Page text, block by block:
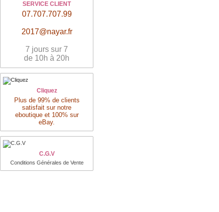
SERVICE CLIENT
07.707.707.99
2017@nayar.fr
7 jours sur 7
de 10h à 20h
Cliquez
Plus de 99% de clients
satisfait sur notre
eboutique et 100% sur
eBay.
C.G.V
Conditions Générales de Vente